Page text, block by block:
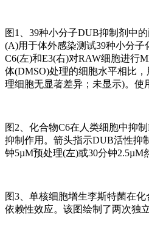
图1、39种小分子DUB抑制剂中
(A)用于体外感染测试39种小分
C6(左)和E3(右)对RAW细胞进行
体(DMSO)处理的细胞水平相比
理细胞无显著差异；未显示)。使
图2、化合物C6在人类细胞中抑
抑制作用。箭头指示DUB活性抑
钟5µM预处理(左)或30分钟2.5µM
图3、单核细胞增生李斯特菌在
依赖性效应。该图绘制了两次独